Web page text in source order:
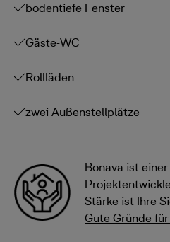
bodentiefe Fenster
Gäste-WC
Rollläden
zwei Außenstellplätze
Bonava ist
Stärke ist Ihre
Gute Gründe